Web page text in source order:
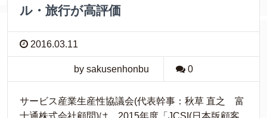
ル・旅行が高評価
2016.03.11
by sakusenhonbu 0
サービス産業生産性協議会(代表幹事：秋草 直之 富